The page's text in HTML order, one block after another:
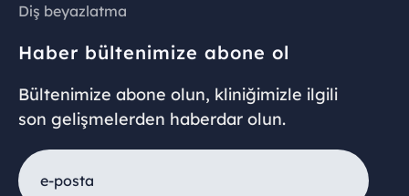
Diş beyazlatma
Haber bültenimize abone ol
Bültenimize abone olun, kliniğimizle ilgili
son gelişmelerden haberdar olun.